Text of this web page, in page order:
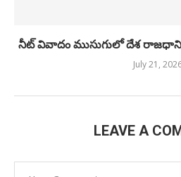
నీట్ వివాదం ముసుగులో దేశ రాజధాని
July 21,
LEAVE A